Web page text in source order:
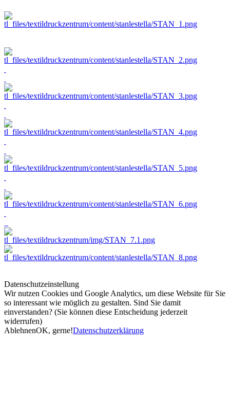
Datenschutzeinstellung
Wir nutzen Cookies und Google Analytics, um diese Website für Sie
so interessant wie möglich zu gestalten. Sind Sie damit
einverstanden? (Sie können diese Entscheidung jederzeit
widerrufen)
AblehnenOK, gerne!Datenschutzerklärung